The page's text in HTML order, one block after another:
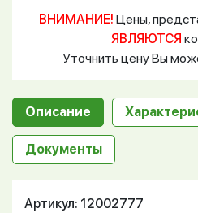
ВНИМАНИЕ! Цены,
ЯВЛЯЮТСЯ
Уточнить цену Вы
Описание
Документы
Артикул: 12002777